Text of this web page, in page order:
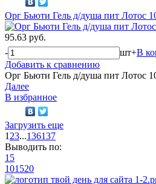
Орг Бьюти Гель д/душа пит Лотос
95.63 руб.
-
шт+В
Добавить к сравнению
Орг Бьюти Гель д/душа пит Лотос
Далее
В избранное
Загрузить еще
1 23...136137
Выводить по:
15
101520